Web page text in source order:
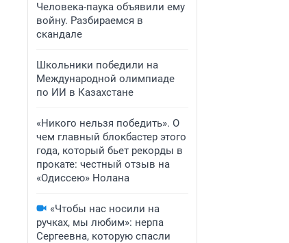
Человека-паука объявили ему
войну. Разбираемся в
скандале
Школьники победили на
Международной олимпиаде
по ИИ в Казахстане
«Никого нельзя победить». О
чем главный блокбастер этого
года, который бьет рекорды в
прокате: честный отзыв на
«Одиссею» Нолана
«Чтобы нас носили на
ручках, мы любим»: нерпа
Сергеевна, которую спасли